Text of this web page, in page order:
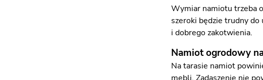
Wymiar namiotu trzeba
szeroki będzie trudny do
i dobrego zakotwienia.
Namiot ogrodowy
Na tarasie namiot